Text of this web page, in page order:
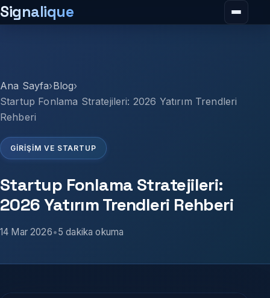
Signalique
Ana Sayfa›Blog›
Startup Fonlama Stratejileri: 2026 Yatırım Trendleri
Rehberi
GIRIŞIM VE STARTUP
Startup Fonlama Stratejileri:
2026 Yatırım Trendleri Rehberi
14 Mar 2026•5 dakika okuma